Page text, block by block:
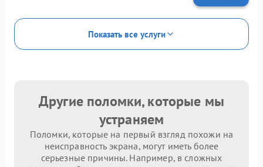
Показать все услуги
Другие поломки, которые мы
устраняем
Поломки, которые на первый взгляд похожи на
неисправность экрана, могут иметь более
серьезные причины. Например, в сложных